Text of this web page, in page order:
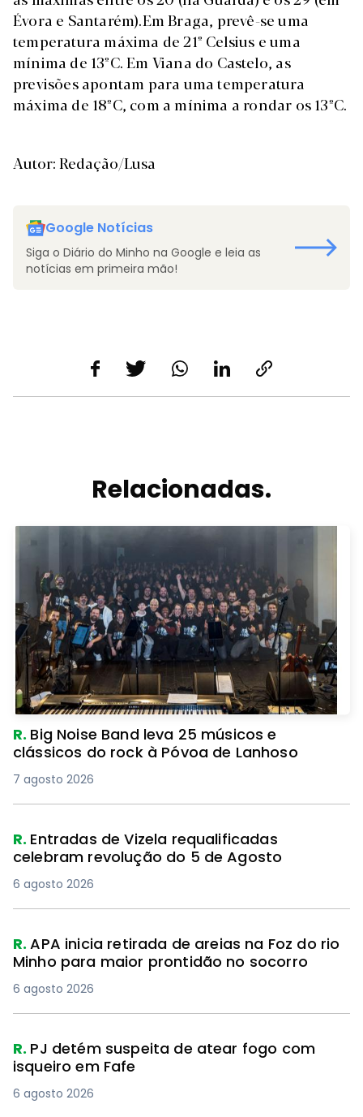
Évora e Santarém).Em Braga, prevê-se uma
temperatura máxima de 21º Celsius e uma
mínima de 13ºC. Em Viana do Castelo, as
previsões apontam para uma temperatura
máxima de 18ºC, com a mínima a rondar os 13ºC.
Autor: Redação/Lusa
Google Notícias
Siga o Diário do Minho na Google e leia as
notícias em primeira mão!
Relacionadas.
R. Big Noise Band leva 25 músicos e
clássicos do rock à Póvoa de Lanhoso
7 agosto 2026
R. Entradas de Vizela requalificadas
celebram revolução do 5 de Agosto
6 agosto 2026
R.APA inicia retirada de areias na Foz do rio
Minho para maior prontidão no socorro
6 agosto 2026
R. PJ detém suspeita de atear fogo com
isqueiro em Fafe
6 agosto 2026